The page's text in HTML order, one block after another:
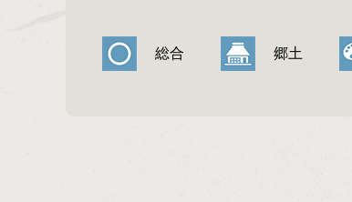
総合 郷土